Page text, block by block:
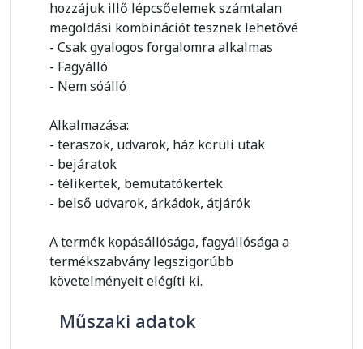
hozzájuk illő lépcsőelemek számtalan
megoldási kombinációt tesznek lehetővé
- Csak gyalogos forgalomra alkalmas
- Fagyálló
- Nem sóálló
Alkalmazása:
- teraszok, udvarok, ház körüli utak
- bejáratok
- télikertek, bemutatókertek
- belső udvarok, árkádok, átjárók
A termék kopásállósága, fagyállósága a
termékszabvány legszigorúbb
követelményeit elégíti ki.
Műszaki adatok